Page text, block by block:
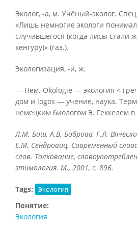
Эколог, -а, м. Учёный-эколог.
«Лишь немногие экологи
случившегося (когда лисы стали
кенгуру)» (газ.).
Экологизация, -и, ж.
— Нем. Okologie — экология <
дом и logos — учение, наука.
немецким биологом Э. Геккелем в
Л.М. Баш, А.В. Боброва, Г.Л.
Е.М. Сендровиц. Современный
слов. Толкование,
этимология. М., 2001, с. 896.
Tags: Экология
Понятие:
Экология